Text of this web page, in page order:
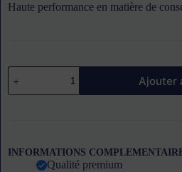
Haute performance en matière de
quantité
de
Congélateur
coulissant
Ajouter
INFORMATIONS
Qualité premium